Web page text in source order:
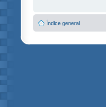
Índice general